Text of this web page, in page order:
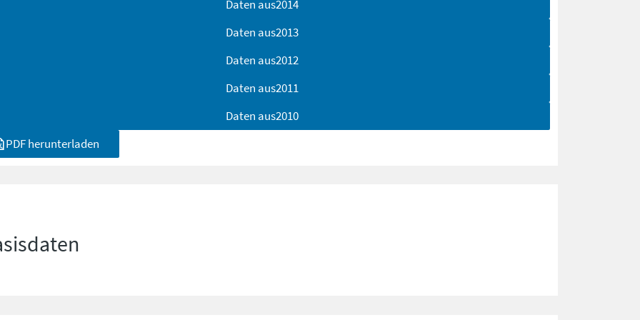
Daten aus2014
Daten aus2013
Daten aus2012
Daten aus2011
Daten aus2010
PDF herunterladen